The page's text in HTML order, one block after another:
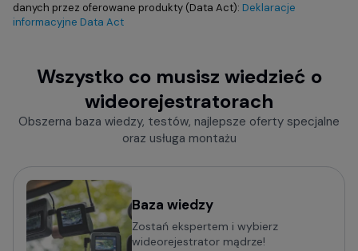
danych przez oferowane produkty (Data Act): Deklaracje
informacyjne Data Act
Wszystko co musisz wiedzieć o
wideorejestratorach
Obszerna baza wiedzy, testów, najlepsze oferty specjalne
oraz usługa montażu
Baza wiedzy
Zostań ekspertem i wybierz
wideorejestrator mądrze!